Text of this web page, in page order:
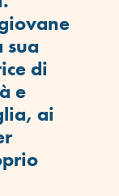
sua
di
e
ai